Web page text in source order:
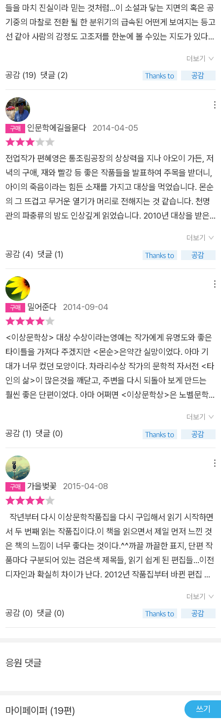
들을 마치 진실이라 믿는 것처럼...이 소설과 닿는 지면의 혹은 공
기중의 마찰로 전환 될 한 분위기의 급속된 어떤게 보여지는 등고
선 같아 사람의 감정도 고조저를 한눈에 볼 수있는 지도가 있다면
관없으려나...색으로든 선이나 몇개의 숫자로 표기되든 ..그건 보
는 사람이 읽기 나름 일테니...사실과 진실은 다르다고도 한다 .일
음과 불신의 불협화음이 , 결론은 어쩔 수없고 되새김질하는 시간
에만 , 각자만 믿는 진실이 된다 . 그 해소 안되는 이해불가의 시
간에 대해 얘기하는 것 같았다 .무섭다 . 정전속 어둠은 오히려 안
이 피차 같아서 ...두 사람이 함께 견디는 시간이지만 결코 함께
할 수없는 시간이기도 한 아픔 과 고통 ...그래서 고통만이 오로지
존재하는 시간 .뜨겁든 차겁든 ....하나의 사건으로 사실은 상관없
이 유진과 태오의 갈등을 의심으로 증폭시켰다가 이내 사그라들
게 하는 밤 .그 밤의 정전 ... 그리고 아내의 외출과 미행, 없었지만
있는 것처럼 여겨진 시간과 불행한 사고 ...직접언급이 없는 ㅡ이
상한 회피...남들은 열띠게 타인에 대해 말하곤하는데 정작 본인
고 보고 있지만 믿지않는 시간이 차갑게 쌓이는 중 ...아내의 산후
우울에 대해 안다고 할 수없는 남자 이며 남편인 태오 , 유진이 두
려워한건 아이만은 아녔을 거다 . 그 이해 할 수없는 영역의 모든
것이지...하지만 태오는 의심이 자라고 있다 . 원래는 바라던 것이
아니냐고 ... 아무리 변명을 해도 서로 닿지 못하는 세계가 있다는
그 외로운 일기를 여기서 본다 . 계절풍 ...밤의 꽃 바람 ... ㅡㅡㅡ
ㅡㅡㅡㅡㅡㅡㅡㅡㅡㅡㅡㅡㅡㅡㅡㅡㅡㅡㅡㅡㅡㅡㅡㅡㅡ 몬순에
대해 ㅡhttp://terms.naver.com/entry.nhn?docId=913355
&cid=42455&categoryId=42455http://me2.do/GxXV6
더보기
공감 (19) 댓글 (2)
인문학에길을묻다 2014-04-05
전업작가 편혜영은 통조림공장의 상상력을 지나 아오이 가든, 저
녁의 구애, 재와 빨강 등 좋은 작품들을 발표하여 주목을 받더니,
아이의 죽음이라는 힘든 소재를 가지고 대상을 먹었습니다. 몬순
의 그 뜨겁고 무거운 열기가 머리로 전해지는 것 같습니다. 천명
관의 파충류의 밤도 인상깊게 읽었습니다. 2010년 대상을 받은
더보기
공감 (4) 댓글 (1)
밀어준다 2014-09-04
<이상문학상> 대상 수상이라는영예는 작가에게 유명도와 좋은
타이틀을 가져다 주겠지만 <몬순>은약간 실망이었다. 아마 기
대가 너무 컸던 모양이다. 차라리수상 작가의 문학적 자서전 <타
인의 삶>이 많은것을 깨닫고, 주변을 다시 되돌아 보게 만드는
훨씬 좋은 단편이었다. 아마 어쩌면 <이상문학상>은 노벨문학
다. 그녀 만의 독특한작품세계, 항상 불안으로 몰아가는 주변 상
황과, 안 좋은기억을 기여코 끄집어 내어 좋은 기분도 불쾌하게
면 왜 거기 있었는지 깨닫게 되는 구성, 이야기를 풀어 가는 방식
은 주목을 받을 만 하다. 주변 환경에 대한 설명은 단문으로 짤막
하게 서술되고, 감정을 설명할땐 무지 길어진다. 훨씬 잘 맞는 거
이가 길어지면 물리적인숫자만큼이나 비슷하게 생각의 길이가
길어지고 넓이가 깊어진다. 개인적으로 다른 아홉 가지 우수상 수
상작 중 손홍규씨의 <기억을 잃은 자들의 도시>와 조해진씨의
<빛의 호위>, 윤이형씨의 <쿤의 여행>도 대상만큼이나 좋았다.
특히 <기억을 잃은 자들의 도시>는 소재가 좋았다. 심사위원들
에겐 평면적이라는 평이었지만, 다른 이야기 거리를 아주 많이 만
들 수 있어 다른 작품에 사용해도 좋겠다는 생각이 든다.
더보기
공감 (1) 댓글 (0)
가을벚꽃 2015-04-08
작년부터 다시 이상문학작품집을 다시 구입해서 읽기 시작하면
서 두 번째 읽는 작품집이다.이 책을 읽으면서 제일 먼저 느낀 것
은 책의 느낌이 너무 좋다는 것이다.^^까끌 까끌한 표지, 단편 작
품마다 구분되어 있는 검은색 제목들, 읽기 쉽게 된 편집들...이전
디자인과 확실히 차이가 난다. 2012년 작품집부터 바뀐 편집 디
이다.편혜영의 작품은 처음 접해 본다.어쩌면 예전에 몇 편의 단
편들을 읽었으나 기억을 못하고 있을지도 모른다.처음 몬순이란
작품을 읽고 난 후 첫 느낌은 당혹감이다.'이건 뭐지?''작가가 무
는 젊은 부부가 갈등 상황을 겪고 있음을 묘사하면서 시작한다.단
황, 아니 주인공 태오의 내면의 상황으로 들어간다.태어난지 얼마
안되는 간난 아이의 죽음...그리고 의사에 대한 분노...다시 그 분
더보기
공감 (0) 댓글 (0)
응원 댓글
마이페이퍼 (19편) 쓰기